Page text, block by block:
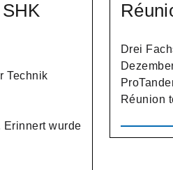
Technik
Erinnert wurde
Drei
Réunion